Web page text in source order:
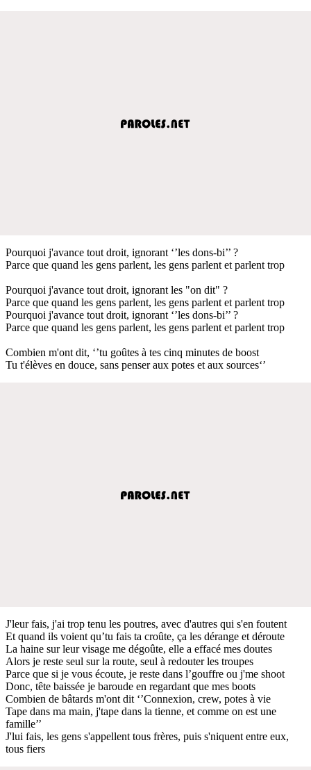
Pourquoi j'avance tout droit, ignorant ‘’les dons-bi’’ ?
Parce que quand les gens parlent, les gens parlent et parlent trop
Pourquoi j'avance tout droit, ignorant les "on dit" ?
Parce que quand les gens parlent, les gens parlent et parlent trop
Pourquoi j'avance tout droit, ignorant ‘’les dons-bi’’ ?
Parce que quand les gens parlent, les gens parlent et parlent trop
Combien m'ont dit, ‘’tu goûtes à tes cinq minutes de boost
Tu t'élèves en douce, sans penser aux potes et aux sources‘’
J'leur fais, j'ai trop tenu les poutres, avec d'autres qui s'en foutent
Et quand ils voient qu’tu fais ta croûte, ça les dérange et déroute
La haine sur leur visage me dégoûte, elle a effacé mes doutes
Alors je reste seul sur la route, seul à redouter les troupes
Parce que si je vous écoute, je reste dans l’gouffre ou j'me shoot
Donc, tête baissée je baroude en regardant que mes boots
Combien de bâtards m'ont dit ‘’Connexion, crew, potes à vie
Tape dans ma main, j'tape dans la tienne, et comme on est une
famille’’
J'lui fais, les gens s'appellent tous frères, puis s'niquent entre eux,
tous fiers